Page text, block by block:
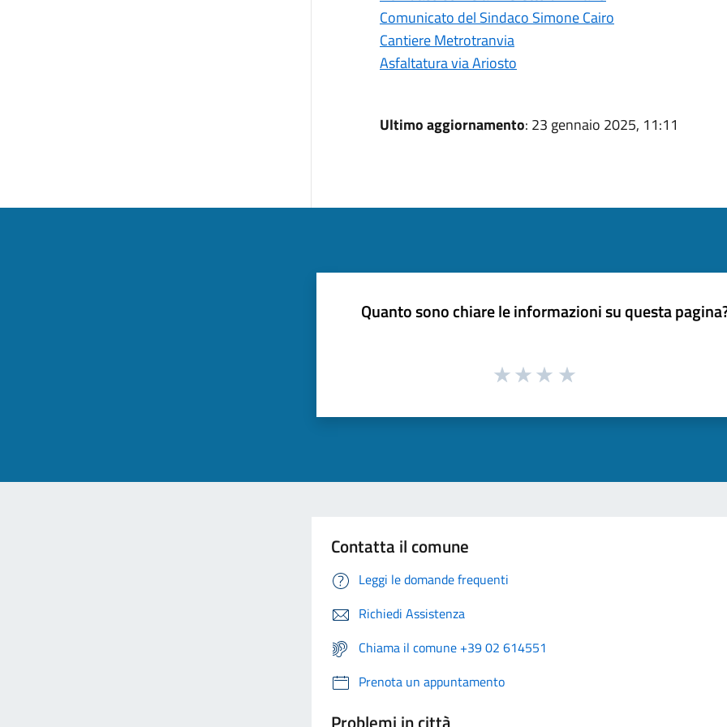
Comunicato del Sindaco Simone Cairo
Cantiere Metrotranvia
Asfaltatura via Ariosto
Ultimo aggiornamento: 23 gennaio 2025, 11:11
Quanto sono chiare le informazioni su questa
Contatta il comune
Leggi le domande frequenti
Richiedi Assistenza
Chiama il comune +39 02 614551
Prenota un appuntamento
Problemi in città